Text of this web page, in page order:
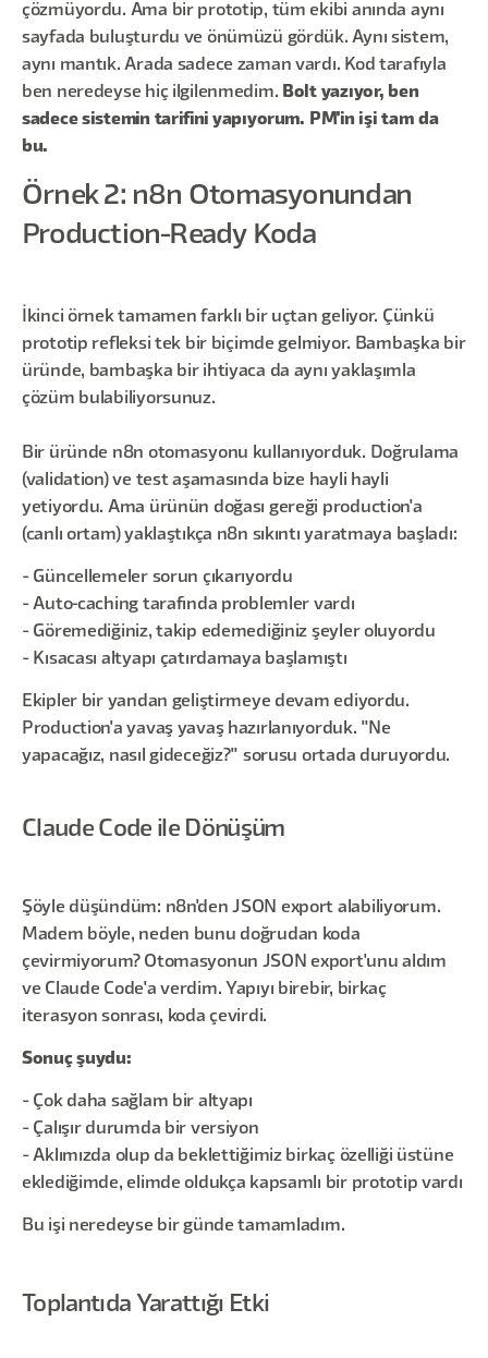
çözmüyordu. Ama bir prototip, tüm ekibi anında aynı
sayfada buluşturdu ve önümüzü gördük. Aynı sistem,
aynı mantık. Arada sadece zaman vardı. Kod tarafıyla
ben neredeyse hiç ilgilenmedim. Bolt yazıyor, ben
sadece sistemin tarifini yapıyorum. PM'in işi tam da
bu.
Örnek 2: n8n Otomasyonundan
Production-Ready Koda
İkinci örnek tamamen farklı bir uçtan geliyor. Çünkü
prototip refleksi tek bir biçimde gelmiyor. Bambaşka bir
üründe, bambaşka bir ihtiyaca da aynı yaklaşımla
çözüm bulabiliyorsunuz.
Bir üründe n8n otomasyonu kullanıyorduk. Doğrulama
(validation) ve test aşamasında bize hayli hayli
yetiyordu. Ama ürünün doğası gereği production'a
(canlı ortam) yaklaştıkça n8n sıkıntı yaratmaya başladı:
- Güncellemeler sorun çıkarıyordu
- Auto-caching tarafında problemler vardı
- Göremediğiniz, takip edemediğiniz şeyler oluyordu
- Kısacası altyapı çatırdamaya başlamıştı
Ekipler bir yandan geliştirmeye devam ediyordu.
Production'a yavaş yavaş hazırlanıyorduk. "Ne
yapacağız, nasıl gideceğiz?" sorusu ortada duruyordu.
Claude Code ile Dönüşüm
Şöyle düşündüm: n8n'den JSON export alabiliyorum.
Madem böyle, neden bunu doğrudan koda
çevirmiyorum? Otomasyonun JSON export'unu aldım
ve Claude Code'a verdim. Yapıyı birebir, birkaç
iterasyon sonrası, koda çevirdi.
Sonuç şuydu:
- Çok daha sağlam bir altyapı
- Çalışır durumda bir versiyon
- Aklımızda olup da beklettiğimiz birkaç özelliği üstüne
eklediğimde, elimde oldukça kapsamlı bir prototip vardı
Bu işi neredeyse bir günde tamamladım.
Toplantıda Yarattığı Etki